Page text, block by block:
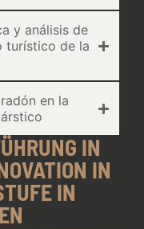
y análisis de
turístico de la
en la
IN
IN
IN